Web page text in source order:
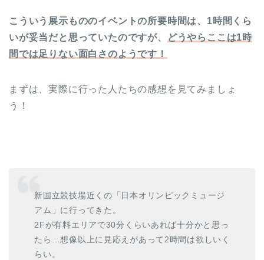
こういう展示もののイベントの所要時間は、1時間くら
いが妥当だと思っていたのですが、
どうやらここは1時
間では足りない面白さのようです！
まずは、実際に行った人たちの感想を見てみましょ
う！
新国立競技場近くの「日本オリンピックミュージ
アム」に行ってきた。
2Fが有料エリアで30分くらいあれば十分かと思っ
たら…想像以上に見応えがあって2時間は欲しいく
らい。